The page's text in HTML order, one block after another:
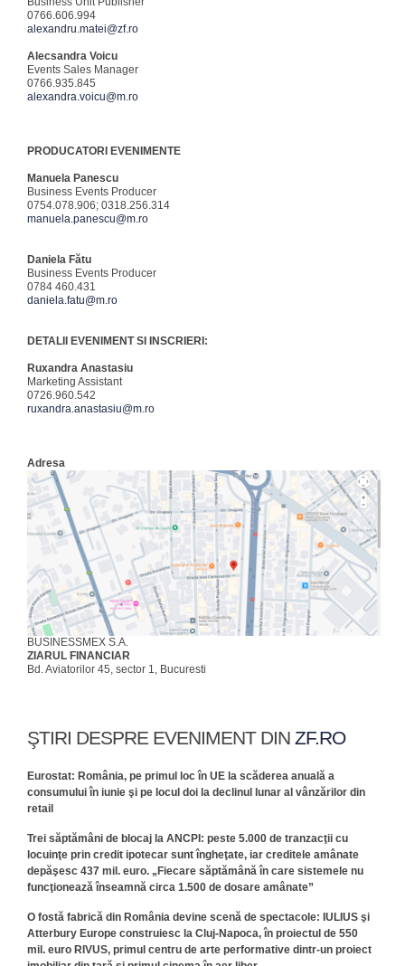
0766.606.994
alexandru.matei@zf.ro
Alecsandra Voicu
Events Sales Manager
0766.935.845
alexandra.voicu@m.ro
PRODUCATORI EVENIMENTE
Manuela Panescu
Business Events Producer
0754.078.906; 0318.256.314
manuela.panescu@m.ro
Daniela Fătu
Business Events Producer
0784 460.431
daniela.fatu@m.ro
DETALII EVENIMENT SI INSCRIERI:
Ruxandra Anastasiu
Marketing Assistant
0726.960.542
ruxandra.anastasiu@m.ro
Adresa
BUSINESSMEX S.A.
ZIARUL FINANCIAR
Bd. Aviatorilor 45, sector 1, Bucuresti
ŞTIRI DESPRE EVENIMENT DIN ZF.RO
Eurostat: România, pe primul loc în UE la scăderea anuală a
consumului în iunie şi pe locul doi la declinul lunar al vânzărilor din
retail
Trei săptămâni de blocaj la ANCPI: peste 5.000 de tranzacţii cu
locuinţe prin credit ipotecar sunt îngheţate, iar creditele amânate
depăşesc 437 mil. euro. „Fiecare săptămână în care sistemele nu
funcţionează înseamnă circa 1.500 de dosare amânate”
O fostă fabrică din România devine scenă de spectacole: IULIUS şi
Atterbury Europe construiesc la Cluj-Napoca, în proiectul de 550
mil. euro RIVUS, primul centru de arte performative dintr-un proiect